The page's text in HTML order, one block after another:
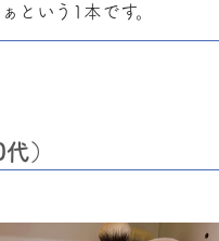
という1本です。
）